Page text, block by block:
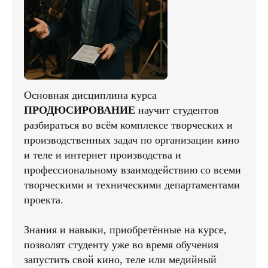
Основная дисциплина курса
ПРОДЮСИРОВАНИЕ научит студентов
разбираться во всём комплексе творческих и
производственных задач по организации кино
и теле и интернет производства и
профессиональному взаимодействию со всеми
творческими и техническими департаментами
проекта.
Знания и навыки, приобретённые на курсе,
позволят студенту уже во время обучения
запустить свой кино, теле или медийный